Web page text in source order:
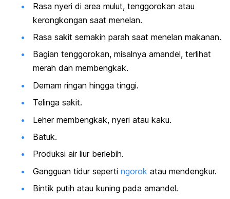
Rasa nyeri di area mulut, tenggorokan atau
kerongkongan saat menelan.
Rasa sakit semakin parah saat menelan makanan.
Bagian tenggorokan, misalnya amandel, terlihat
merah dan membengkak.
Demam ringan hingga tinggi.
Telinga sakit.
Leher membengkak, nyeri atau kaku.
Batuk.
Produksi air liur berlebih.
Gangguan tidur seperti ngorok atau mendengkur.
Bintik putih atau kuning pada amandel.